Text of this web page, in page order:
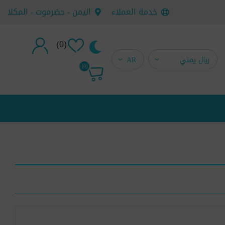
خدمة العملاء اليمن - حضرموت - المكلا
(0)
تسجيل جديد(0)